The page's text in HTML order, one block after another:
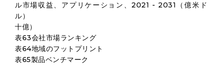
ル市場収益、アプリケーション、2021 - 2031（億米ド
ル）
十億）
表63会社市場ランキング
表64地域のフットプリント
表65製品ベンチマーク